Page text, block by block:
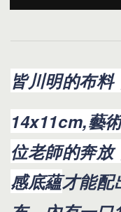
皆川明的布
14x11cm,藝
位老師的奔
感底蘊才能配